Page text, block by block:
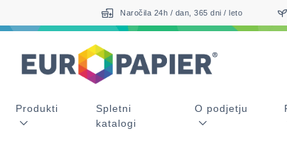
sr.skip-to.main-content
sr.skip-to.table-of-contents
sr.skip-to.main-navigationNaročila 24h / dan, 365 dni / leto
Produkti
Spletni
katalogi
O podjetju